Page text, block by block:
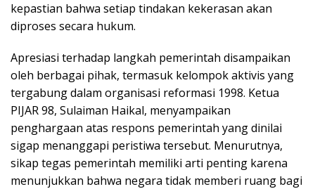
kepastian bahwa setiap tindakan kekerasan akan
diproses secara hukum.
Apresiasi terhadap langkah pemerintah disampaikan
oleh berbagai pihak, termasuk kelompok aktivis yang
tergabung dalam organisasi reformasi 1998. Ketua
PIJAR 98, Sulaiman Haikal, menyampaikan
penghargaan atas respons pemerintah yang dinilai
sigap menanggapi peristiwa tersebut. Menurutnya,
sikap tegas pemerintah memiliki arti penting karena
menunjukkan bahwa negara tidak memberi ruang bagi